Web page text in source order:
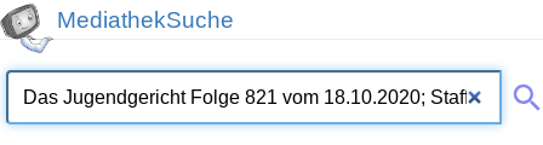
MediathekSuche